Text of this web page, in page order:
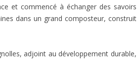
et commencé à échanger des savoirs
dans un grand composteur, construit
adjoint au développement durable,